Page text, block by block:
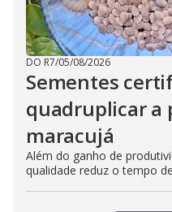
DO R7/05/08/2026
Sementes
quadruplicar a
maracujá
Além do ganho de
qualidade reduz o tempo